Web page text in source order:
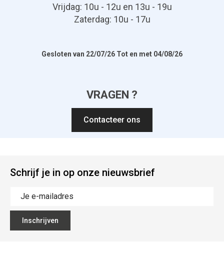
Vrijdag: 10u - 12u en 13u - 19u
Zaterdag: 10u - 17u
Gesloten van 22/07/26 Tot en met 04/08/26
VRAGEN ?
Contacteer ons
Schrijf je in op onze nieuwsbrief
Inschrijven